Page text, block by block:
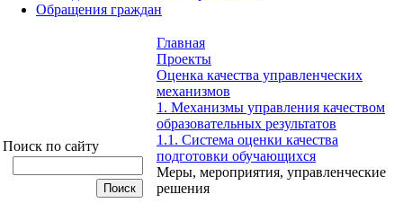
Обращения граждан
Поиск по сайту
Главная
Проекты
Оценка качества управленческих
механизмов
1. Механизмы управления качеством
образовательных результатов
1.1. Система оценки качества
подготовки обучающихся
Меры, мероприятия, управленческие
решения